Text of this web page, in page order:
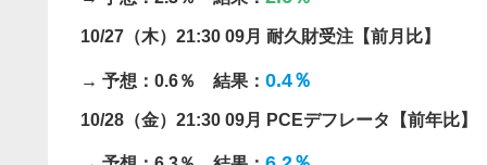
10/27（木）21:30 09月 耐久財受注【前月比】
→ 予想：0.6％ 結果： 0.4％
10/28（金）21:30 09月 PCEデフレータ【前年比】